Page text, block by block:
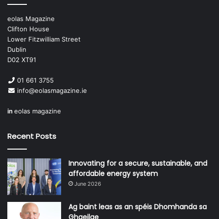
áireamh i ngach suirbhé atá déanta ó shin.
San iomlán, is léiriú é an bailiúchán saothar seo ar an
dearcadh atá agus a bhí ag an bpobal i gcoitinne i leith na
Gaeilge, agus ar an dearcadh atá acu i leith bheartas an
rialtais i ndáil leis an teanga.
eolas Magazine
Clifton House
Lower Fitzwilliam Street
Dublin
D02 XT91
01 661 3755
info@eolasmagazine.ie
in eolas magazine
Recent Posts
Innovating for a secure, sustainable, and
affordable energy system
June 2026
Ag baint leas as an spéis Dhomhanda sa